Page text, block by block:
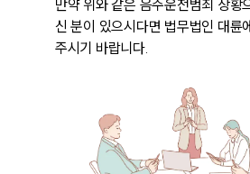
만약 위와 같은 음주운전범죄 상황
신 분이 있으시다면 법무법인 대륜
주시기 바랍니다.